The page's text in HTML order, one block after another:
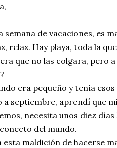
semana de vacaciones, es
relax. Hay playa, toda la
que no las colgara, pero
era pequeño y tenía
a septiembre, aprendí que
necesita unos diez
del mundo.
esta maldición de hacerse